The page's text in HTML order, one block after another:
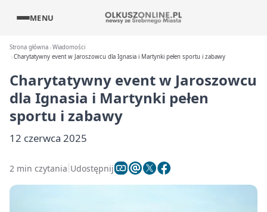
MENU
Strona główna Wiadomości
Charytatywny event w Jaroszowcu dla Ignasia i Martynki pełen sportu i zabawy
Charytatywny event w Jaroszowcu
dla Ignasia i Martynki pełen
sportu i zabawy
12 czerwca 2025
2 min czytania Udostępnij